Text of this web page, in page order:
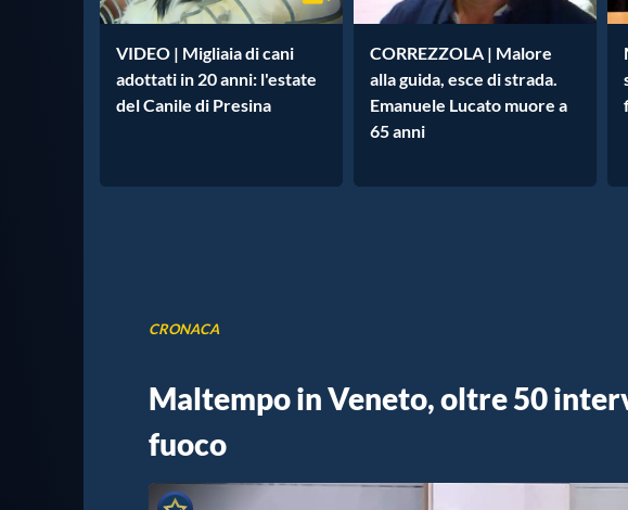
VIDEO | Migliaia di cani
adottati in 20 anni: l'estate
del Canile di Presina
CORREZZOLA | Malore
alla guida, esce di strada.
Emanuele Lucato muore a
65 anni
CRONACA
Maltempo in Veneto, oltre 50
fuoco